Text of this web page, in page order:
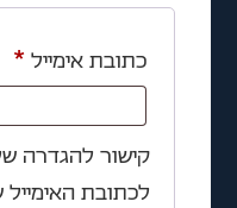
כתובת אימייל *
קישור להגדרה
לכתובת האימייל